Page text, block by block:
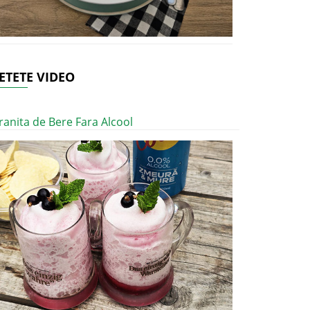
VIDEO
de Bere Fara Alcool